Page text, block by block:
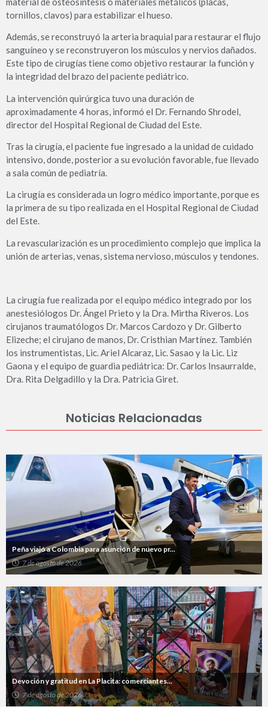
tornillos, clavos) para estabilizar el hueso.
Además, se reconstruyó la arteria braquial para restaurar el flujo
sanguíneo y se reconstruyeron los músculos y nervios dañados.
Este tipo de cirugías tiene como objetivo restaurar la función y
la integridad del brazo del paciente pediátrico.
La intervención quirúrgica tuvo una duración de
aproximadamente 4 horas, informó el Dr. Fernando Shrodel,
director del Hospital Regional de Ciudad del Este.
Tras la cirugía, el paciente fue ingresado a la unidad de cuidado
intensivo, donde, posterior a su evolución favorable, fue llevado
a sala común de pediatría.
La cirugía es considerada un logro médico importante, porque es
la primera de su tipo realizada en el Hospital Regional de Ciudad
del Este.
La revascularización es un procedimiento complejo que implica la
unión de arterias, venas, sistema nervioso, músculos y tendones.
La cirugía fue realizada por el equipo médico integrado por los
anestesiólogos Dr. Ángel Prieto y la Dra. Mirtha Riveros. Los
cirujanos traumatólogos Dr. Marcos Cardozo y Dr. Gilberto
Elizeche; el cirujano de manos, Dr. Cristhian Martínez. También
los instrumentistas, Lic. Ariel Alcaraz, Lic. Sasao y la Lic. Liz
Gaona y el equipo de guardia pediátrica: Dr. Carlos Insaurralde,
Dra. Rita Delgadillo y la Dra. Patricia Giret.
Noticias Relacionadas
Peña viajó a Colombia para asunción de nuevo pr...
7 de agosto de 2026
Devoción y gratitud en La Placita: comerciantes...
7 de agosto de 2026